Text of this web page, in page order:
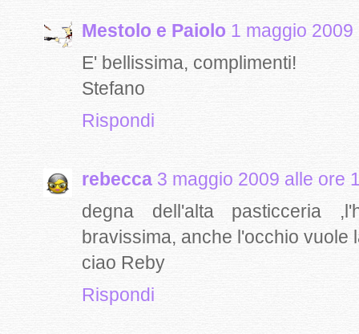
Mestolo e Paiolo 1 maggio
E' bellissima, complimenti!
Stefano
Rispondi
rebecca 3 maggio 2009 alle ore
degna dell'alta pasticceria
bravissima, anche l'occhio vuole
ciao Reby
Rispondi